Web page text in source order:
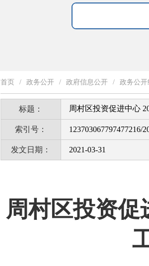
首页 / 政务公开 / 政府信息公开 / 政务公
标题： 周村区投资促进中心
索引号： 123703067797477216/
发文日期： 2021-03-31
周村区投资促